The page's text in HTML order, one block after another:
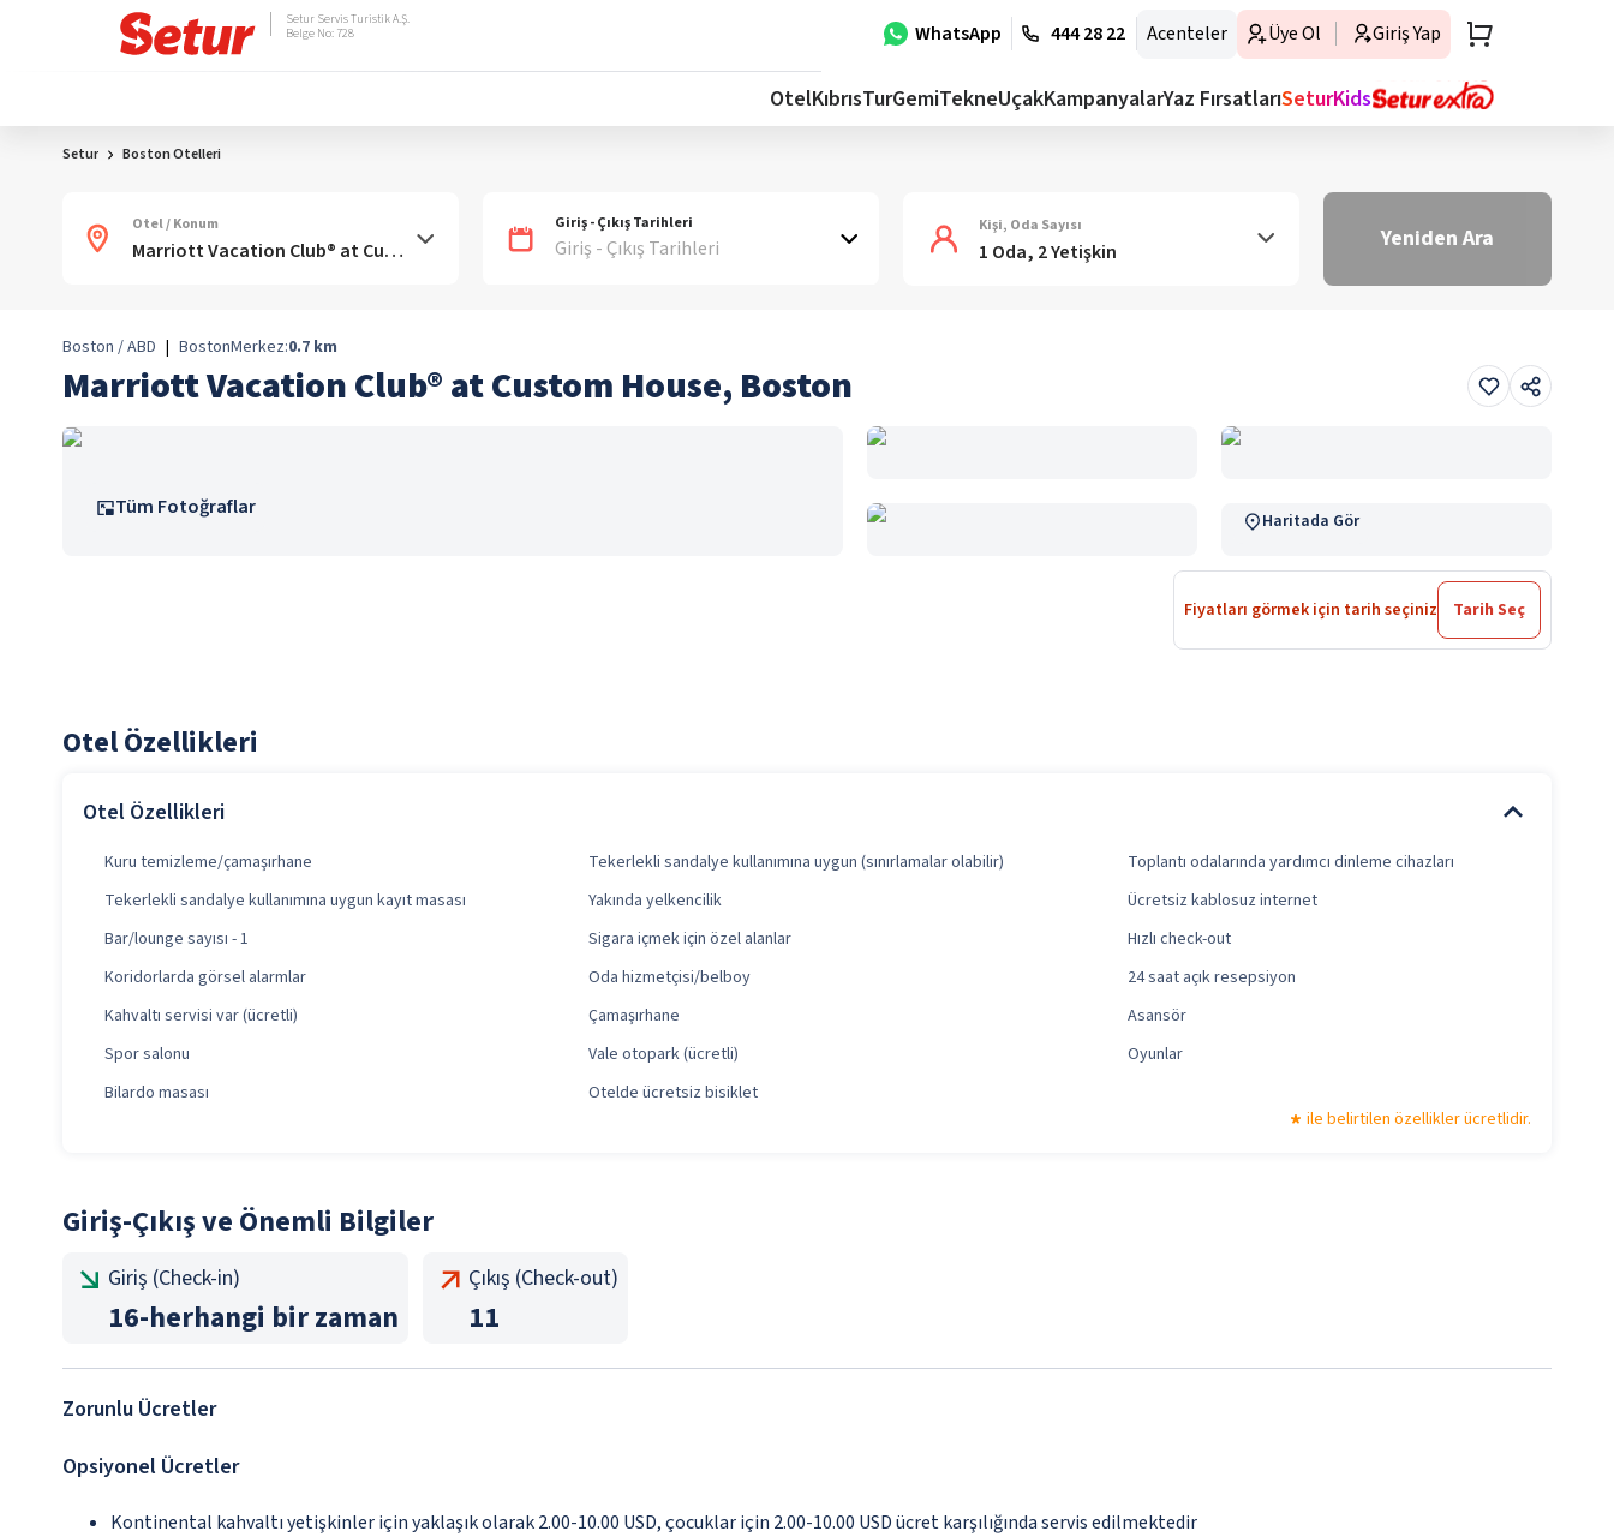
WhatsApp 444 28 22 Acenteler Üye Ol Giriş Yap
Setur Servis Turistik A.Ş.
Belge No: 728
OtelKıbrısTurGemiTekneUçakKampanyalarYaz FırsatlarıSeturKids
Setur Boston Otelleri
Otel / Konum Giriş - Çıkış Tarihleri
Giriş - Çıkış Tarihleri
Kişi, Oda Sayısı
1 Oda, 2 Yetişkin Yeniden Ara
Boston / ABD | BostonMerkez:0.7 km
Marriott Vacation Club® at Custom House, Boston
Tüm Fotoğraflar
Haritada Gör
Fiyatları görmek için tarih seçiniz Tarih Seç
Otel Özellikleri
Otel Özellikleri
Kuru temizleme/çamaşırhane Tekerlekli sandalye kullanımına uygun (sınırlamalar olabilir)
Toplantı odalarında yardımcı dinleme cihazları
Tekerlekli sandalye kullanımına uygun kayıt masası
Yakında yelkencilik
Ücretsiz kablosuz internet
Bar/lounge sayısı - 1
Sigara içmek için özel alanlar
Hızlı check-out
Koridorlarda görsel alarmlar
Oda hizmetçisi/belboy
24 saat açık resepsiyon
Kahvaltı servisi var (ücretli)
Çamaşırhane
Asansör
Spor salonu
Vale otopark (ücretli)
Oyunlar
Bilardo masası
Otelde ücretsiz bisiklet
ile belirtilen özellikler ücretlidir.
Giriş-Çıkış ve Önemli Bilgiler
Giriş (Check-in)
16-herhangi bir zaman
Çıkış (Check-out)
11
Zorunlu Ücretler
Opsiyonel Ücretler
Kontinental kahvaltı yetişkinler için yaklaşık olarak 2.00-10.00 USD, çocuklar için 2.00-10.00 USD ücret karşılığında servis edilmektedir